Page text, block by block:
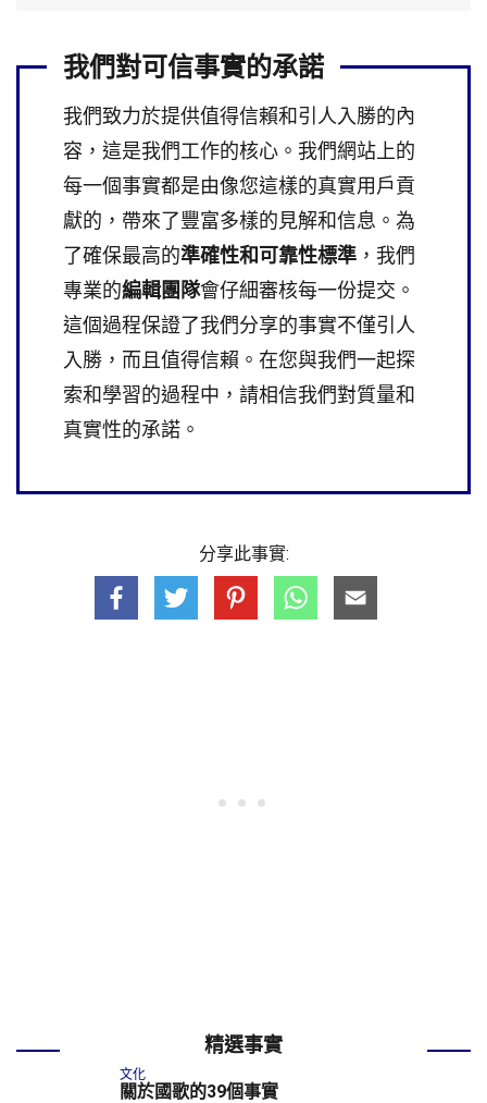
我們對可信事實的承諾
我們致力於提供值得信賴和引人入勝的內
容，這是我們工作的核心。我們網站上的
每一個事實都是由像您這樣的真實用戶貢
獻的，帶來了豐富多樣的見解和信息。為
了確保最高的準確性和可靠性標準 ，我們
專業的編輯團隊會仔細審核每一份提交。
這個過程保證了我們分享的事實不僅引人
入勝，而且值得信賴。在您與我們一起探
索和學習的過程中，請相信我們對質量和
真實性的承諾。
分享此事實:
精選事實
文化
關於國歌的39個事實